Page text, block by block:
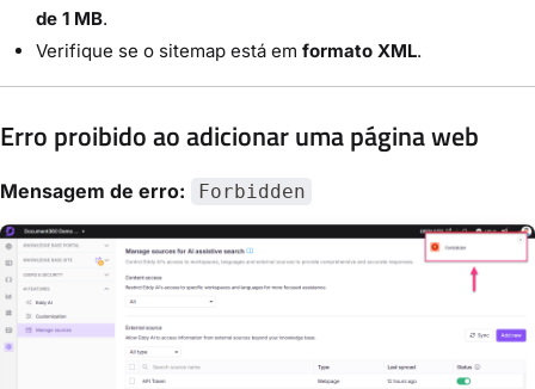
de 1 MB.
Verifique se o sitemap está em formato XML.
Erro proibido ao adicionar uma página web
Mensagem de erro: Forbidden